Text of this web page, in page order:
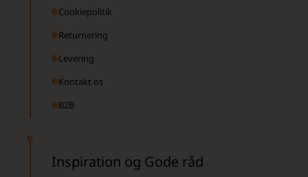
Cookiepolitik
Returnering
Levering
Kontakt os
B2B
Inspiration og Gode råd